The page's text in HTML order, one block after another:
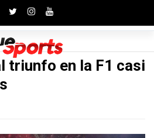
triunfo en la F1 casi